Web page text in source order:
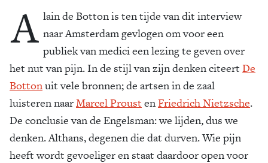
A lain de Botton is ten tijde van dit interview
naar Amsterdam gevlogen om voor een
publiek van medici een lezing te geven over
het nut van pijn. In de stijl van zijn denken citeert De
Bottonuit vele bronnen; de artsen in de zaal
luisteren naarMarcel Proust enFriedrich Nietzsche.
De conclusie van de Engelsman: we lijden, dus we
denken. Althans, degenen die dat durven. Wie pijn
heeft wordt gevoeliger en staat daardoor open voor